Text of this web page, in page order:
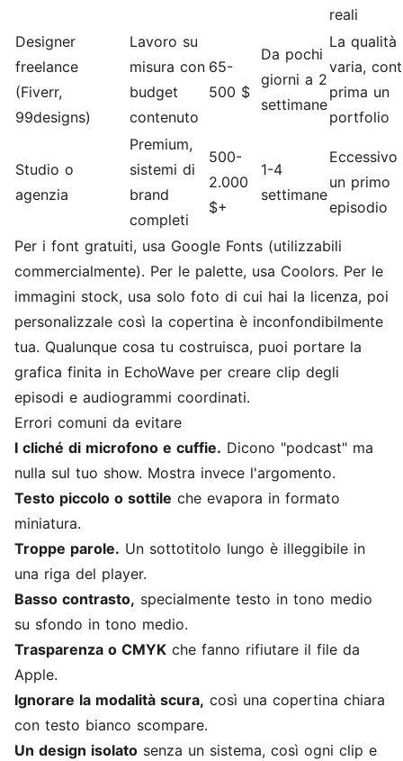
reali
Designer
freelance
(Fiverr,
99designs)
Lavoro su
misura con
budget
contenuto
65-
500 $
Da pochi
giorni a 2
settimane
La qualità
varia,
prima un
portfolio
Studio o
agenzia
Premium,
sistemi di
brand
completi
500-
2.000
$+
1-4
settimane
Eccessivo
un primo
episodio
Per i font gratuiti, usa Google Fonts (utilizzabili
commercialmente). Per le palette, usa Coolors. Per le
immagini stock, usa solo foto di cui hai la licenza, poi
personalizzale così la copertina è inconfondibilmente
tua. Qualunque cosa tu costruisca, puoi portare la
grafica finita in EchoWave per creare clip degli
episodi e audiogrammi coordinati.
Errori comuni da evitare
I cliché di microfono e cuffie. Dicono "podcast" ma
nulla sul tuo show. Mostra invece l'argomento.
Testo piccolo o sottile che evapora in formato
miniatura.
Troppe parole. Un sottotitolo lungo è illeggibile in
una riga del player.
Basso contrasto, specialmente testo in tono medio
su sfondo in tono medio.
Trasparenza o CMYK che fanno rifiutare il file da
Apple.
Ignorare la modalità scura, così una copertina chiara
con testo bianco scompare.
Un design isolato senza un sistema, così ogni clip e